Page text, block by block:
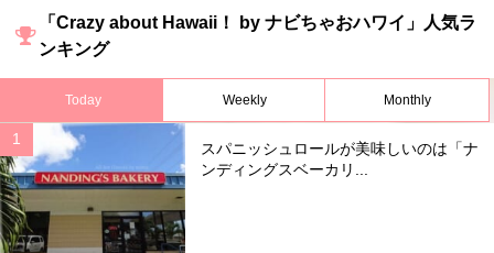
「Crazy about Hawaii！ by ナビちゃおハワイ」人気ラ
ンキング
Today Weekly Monthly
スパニッシュロールが美味しいのは「ナ
ンディングスベーカリ...